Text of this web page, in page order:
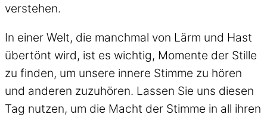
verstehen.
In einer Welt, die manchmal von Lärm und Hast
übertönt wird, ist es wichtig, Momente der Stille
zu finden, um unsere innere Stimme zu hören
und anderen zuzuhören. Lassen Sie uns diesen
Tag nutzen, um die Macht der Stimme in all ihren